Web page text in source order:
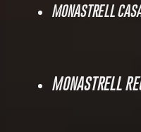
MONASTRELL
MONASTRELL